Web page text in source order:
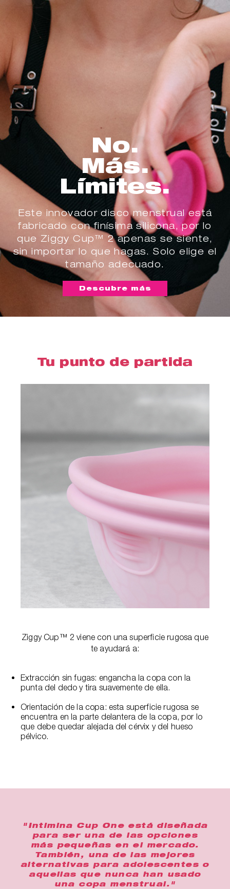
No.
Más.
Límites.
Este innovador disco menstrual está
fabricado con finísima silicona, por lo
que Ziggy Cup™ 2 apenas se siente,
sin importar lo que hagas. Solo elige el
tamaño adecuado.
Descubre más
Tu punto de partida
Ziggy Cup™ 2 viene con una superficie rugosa que
te ayudará a:
Extracción sin fugas: engancha la copa con la
punta del dedo y tira suavemente de ella.
Orientación de la copa: esta superficie rugosa se
encuentra en la parte delantera de la copa, por lo
que debe quedar alejada del cérvix y del hueso
pélvico.
"Intimina Cup One está diseñada
para ser una de las opciones
más pequeñas en el mercado.
También, una de las mejores
alternativas para adolescentes o
aquellas que nunca han usado
una copa menstrual."